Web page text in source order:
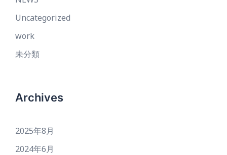
Uncategorized
work
未分類
Archives
2025年8月
2024年6月